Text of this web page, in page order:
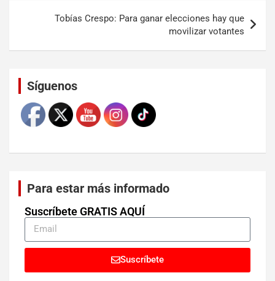
Tobías Crespo: Para ganar elecciones hay que
movilizar votantes
Síguenos
Para estar más informado
Suscríbete GRATIS AQUÍ
Suscríbete